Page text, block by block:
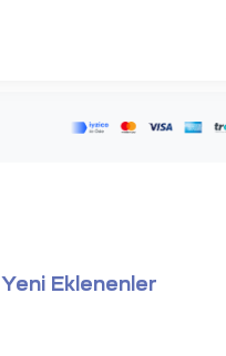
Yeni Eklenenler